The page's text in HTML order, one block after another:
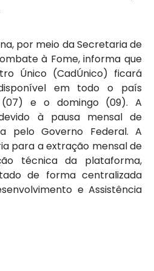
por meio da Secretaria de
à Fome, informa que
Único (CadÚnico) ficará
em todo o país
e o domingo (09). A
à pausa mensal de
pelo Governo Federal. A
para a extração mensal de
técnica da plataforma,
de forma centralizada
e Assistência